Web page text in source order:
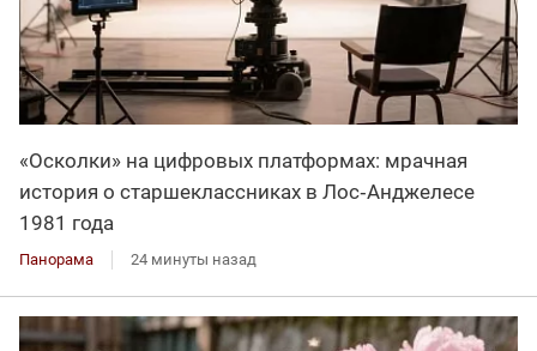
«Осколки» на цифровых платформах: мрачная
история о старшеклассниках в Лос‑Анджелесе
1981 года
Панорама 24 минуты назад